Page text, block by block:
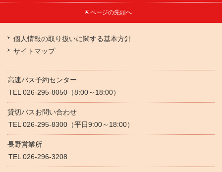
ページの先頭へ
個人情報の取り扱いに関する基本方針
サイトマップ
高速バス予約センター
TEL 026-295-8050（8:00～18:00）
貸切バスお問い合わせ
TEL 026-295-8300（平日9:00～18:00）
長野営業所
TEL 026-296-3208